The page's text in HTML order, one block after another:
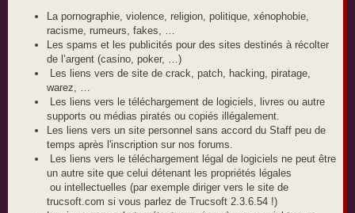
La pornographie, violence, religion, politique, xénophobie,
racisme, rumeurs, fakes, …
Les spams et les publicités pour des sites destinés à récolter
de l’argent (casino, poker, …)
Les liens vers de site de crack, patch, hacking, piratage,
warez, …
Les liens vers le téléchargement de logiciels, livres ou autre
supports ou médias piratés ou copiés illégalement.
Les liens vers un site personnel sans accord du Staff peu de
temps après l'inscription sur nos forums.
Les liens vers le téléchargement légal de logiciels ne peut être
un autre site que celui détenant les propriétés légales
ou intellectuelles (par exemple diriger vers le site de
trucsoft.com si vous parlez de Trucsoft 2.3.6.54 !)